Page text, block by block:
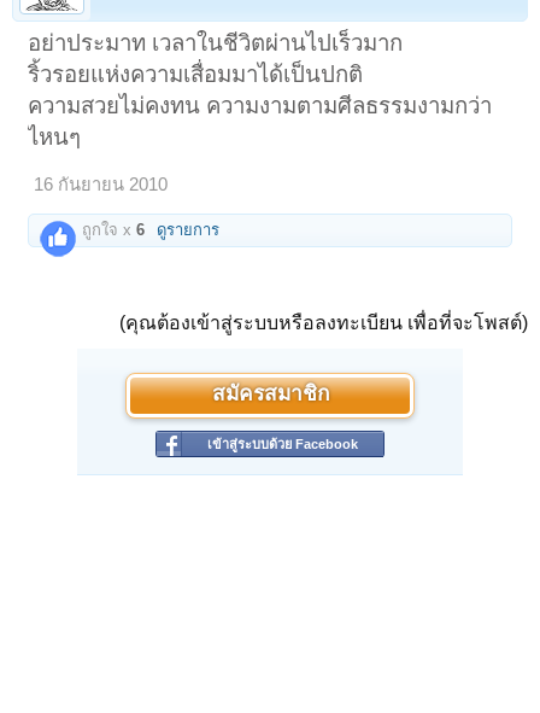
อย่าประมาท เวลาในชีวิตผ่านไปเร็วมาก
ริ้วรอยแห่งความเสื่อมมาได้เป็นปกติ
ความสวยไม่คงทน ความงามตามศีลธรรมงามกว่า
ไหนๆ
16 กันยายน 2010
ถูกใจ x6 ดูรายการ
(คุณต้องเข้าสู่ระบบหรือลงทะเบียน เพื่อที่จะโพสต์)
สมัครสมาชิก
เข้าสู่ระบบด้วย Facebook